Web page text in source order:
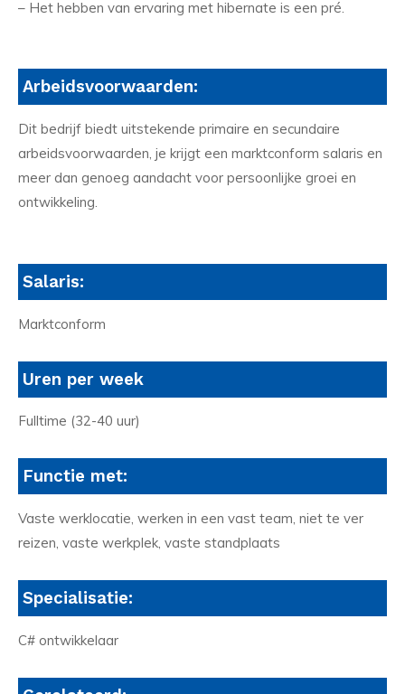
– Het hebben van ervaring met hibernate is een pré.
Arbeidsvoorwaarden:
Dit bedrijf biedt uitstekende primaire en secundaire
arbeidsvoorwaarden, je krijgt een marktconform salaris en
meer dan genoeg aandacht voor persoonlijke groei en
ontwikkeling.
Salaris:
Marktconform
Uren per week
Fulltime (32-40 uur)
Functie met:
Vaste werklocatie, werken in een vast team, niet te ver
reizen, vaste werkplek, vaste standplaats
Specialisatie:
C# ontwikkelaar